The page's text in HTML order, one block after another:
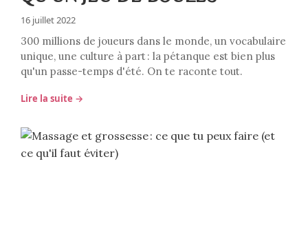
16 juillet 2022
300 millions de joueurs dans le monde, un vocabulaire
unique, une culture à part : la pétanque est bien plus
qu'un passe-temps d'été. On te raconte tout.
Lire la suite →